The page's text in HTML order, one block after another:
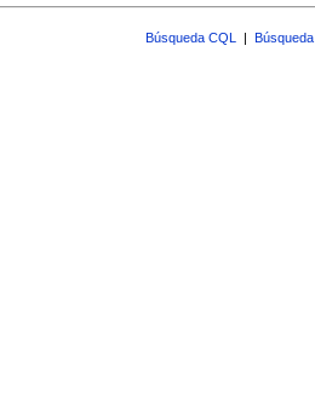
Búsqueda CQL